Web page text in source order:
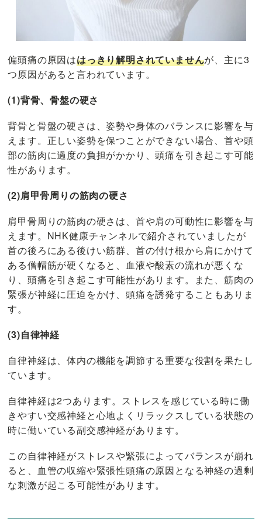
偏頭痛の原因ははっきり解明されていませんが、主に3
つ原因があると言われています。
(1)背骨、骨盤の硬さ
背骨と骨盤の硬さは、姿勢や身体のバランスに影響を与
えます。正しい姿勢を保つことができない場合、首や頭
部の筋肉に過度の負担がかかり、頭痛を引き起こす可能
性があります。
(2)肩甲骨周りの筋肉の硬さ
肩甲骨周りの筋肉の硬さは、首や肩の可動性に影響を与
えます。NHK健康チャンネルで紹介されていましたが
首の後ろにある後けい筋群、首の付け根から肩にかけて
ある僧帽筋が硬くなると、血液や酸素の流れが悪くな
り、頭痛を引き起こす可能性があります。また、筋肉の
緊張が神経に圧迫をかけ、頭痛を誘発することもありま
す。
(3)自律神経
自律神経は、体内の機能を調節する重要な役割を果たし
ています。
自律神経は2つあります。ストレスを感じている時に働
きやすい交感神経と心地よくリラックスしている状態の
時に働いている副交感神経があります。
この自律神経がストレスや緊張によってバランスが崩れ
ると、血管の収縮や緊張性頭痛の原因となる神経の過剰
な刺激が起こる可能性があります。